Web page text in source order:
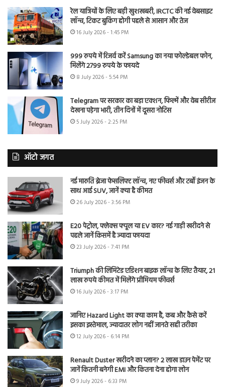
रेल यात्रियों के लिए बड़ी खुशखबरी, IRCTC की नई वेबसाइट
लॉन्च, टिकट बुकिंग होगी पहले से आसान और तेज
16 July 2026 - 1:45 PM
999 रुपये में रिजर्व करें Samsung का नया फोल्डेबल फोन,
मिलेंगे 2799 रुपये के फायदे
8 July 2026 - 5:54 PM
Telegram पर सरकार का बड़ा एक्शन, फिल्में और वेब सीरीज
देखना पड़ेगा भारी, तीन दिनों में दूसरा नोटिस
5 July 2026 - 2:25 PM
ऑटो जगत
नई मारुति ब्रेजा फेसलिफ्ट लॉन्च, नए फीचर्स और टर्बो इंजन के
साथ आई SUV, जानें क्या है कीमत
26 July 2026 - 3:56 PM
E20 पेट्रोल, फ्लेक्स फ्यूल या EV कार? नई गाड़ी खरीदने से
पहले जानें किसमें है ज्यादा फायदा
23 July 2026 - 7:41 PM
Triumph की लिमिटेड एडिशन बाइक लॉन्च के लिए तैयार, 21
लाख रुपये कीमत में मिलेंगे प्रीमियम फीचर्स
16 July 2026 - 3:17 PM
जानिए Hazard Light का क्या काम है, कब और कैसे करें
इसका इस्तेमाल, ज्यादातर लोग नहीं जानते सही तरीका
12 July 2026 - 6:14 PM
Renault Duster खरीदने का प्लान? 2 लाख डाउन पेमेंट पर
जानें कितनी बनेगी EMI और कितना देना होगा लोन
9 July 2026 - 6:33 PM